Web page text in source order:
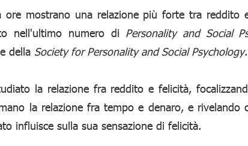
mostrano una relazione più forte tra reddito
nell'ultimo numero di Personality and Social
della Society for Personality and Social Psychology.
la relazione fra reddito e felicità,
la relazione fra tempo e denaro, e rivelando
influisce sulla sua sensazione di felicità.